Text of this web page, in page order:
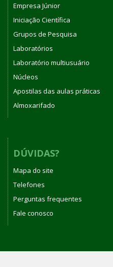
Empresa Júnior
Iniciação Científica
Grupos de Pesquisa
Laboratórios
Laboratório multiusuário
Núcleos
Apostilas das aulas práticas
Almoxarifado
DÚVIDAS?
Mapa do site
Telefones
Perguntas frequentes
Fale conosco